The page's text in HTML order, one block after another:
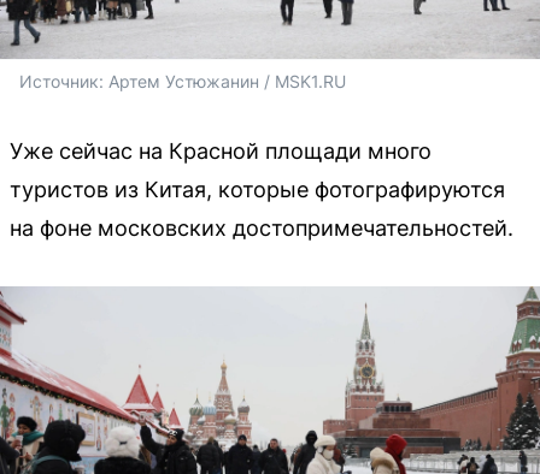
Источник: Артем Устюжанин / MSK1.RU
Уже сейчас на Красной площади много
туристов из Китая, которые фотографируются
на фоне московских достопримечательностей.